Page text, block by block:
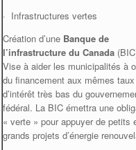
· Infrastructures vertes
Création d’une Banque de
l’infrastructure du Canada
Vise à aider les municipalités à
du financement aux mêmes taux
d’intérêt très bas du
fédéral. La BIC émettra une
« verte » pour appuyer de petits
grands projets d’énergie